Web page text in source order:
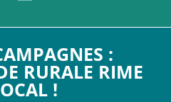
:
RURALE RIME
!